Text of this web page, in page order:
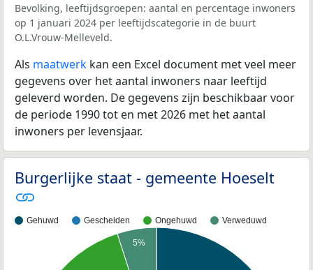
Bevolking, leeftijdsgroepen: aantal en percentage inwoners
op 1 januari 2024 per leeftijdscategorie in de buurt
O.L.Vrouw-Melleveld.
Als maatwerk kan een Excel document met veel meer
gegevens over het aantal inwoners naar leeftijd
geleverd worden. De gegevens zijn beschikbaar voor
de periode 1990 tot en met 2026 met het aantal
inwoners per levensjaar.
Burgerlijke staat - gemeente Hoeselt
Gehuwd Gescheiden Ongehuwd Verweduwd
5%